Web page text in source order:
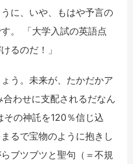
に、いや、もはや予言の
。 「大学入試の英語点
るのだ！」
う。未来が、たかだかア
合わせに支配されるだなん
その神託を120 ％信じ込
るで宝物のように抱きし
ブツブツと聖句（＝不規